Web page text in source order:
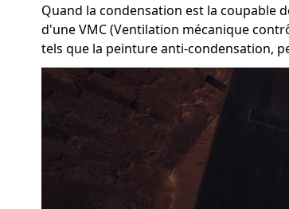
Quand la condensation est la coupable
d'une VMC (Ventilation mécanique
tels que la peinture anti-condensation,